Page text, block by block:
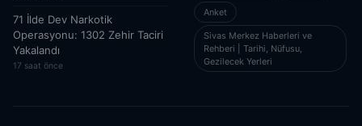
71 İlde Dev Narkotik
Operasyonu: 1302 Zehir Taciri
Yakalandı
17 saat önce
Anket
Sivas Merkez Haberleri ve
Rehberi | Tarihi, Nüfusu,
Gezilecek Yerleri